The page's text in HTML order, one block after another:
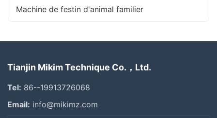
Machine de festin d'animal familier
Tianjin Mikim Technique Co.，Ltd.
Tel: 86--19913726068
Email: info@mikimz.com